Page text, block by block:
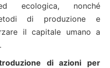
ecologica, nonché
di produzione e
il capitale umano a
di azioni per